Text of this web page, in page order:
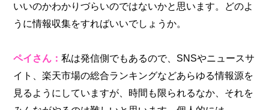
いいのかわかりづらいのではないかと思います。どのよ
うに情報収集をすればいいでしょうか。
ペイさん：私は発信側でもあるので、SNSやニュースサ
イト、楽天市場の総合ランキングなどあらゆる情報源を
見るようにしていますが、時間も限られるなか、それを